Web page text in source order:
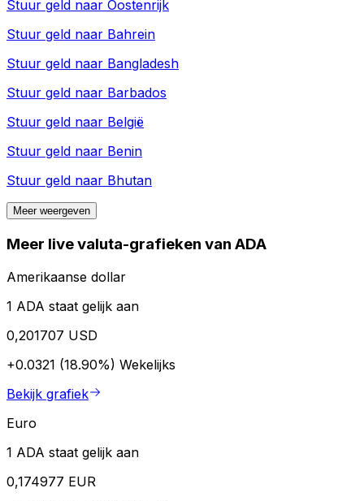
Stuur geld naar Oostenrijk
Stuur geld naar Bahrein
Stuur geld naar Bangladesh
Stuur geld naar Barbados
Stuur geld naar België
Stuur geld naar Benin
Stuur geld naar Bhutan
Meer weergeven
Meer live valuta-grafieken van ADA
Amerikaanse dollar
1 ADA staat gelijk aan
0,201707 USD
+0.0321 (18.90%) Wekelijks
Bekijk grafiek
Euro
1 ADA staat gelijk aan
0,174977 EUR